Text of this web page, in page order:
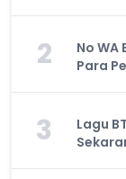
2
No WA
Para
3
Lagu